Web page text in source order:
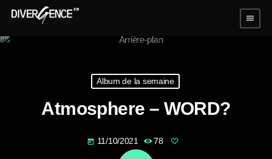
menu
Album de la semaine
Atmosphere – WORD?
today 11/10/2021 78